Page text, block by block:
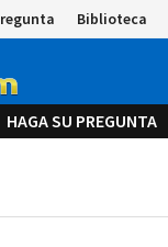
Biblioteca
HAGA SU PREGUNTA